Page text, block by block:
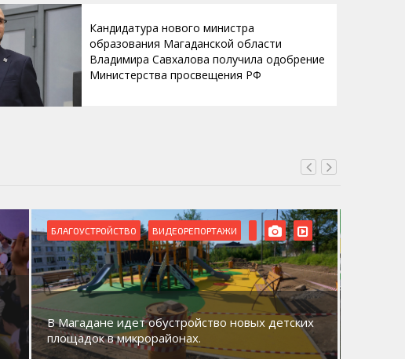
Кандидатура нового министра
образования Магаданской области
Владимира Савхалова получила одобрение
Министерства просвещения РФ
БЛАГОУСТРОЙСТВО ВИДЕОРЕПОРТАЖИ
В Магадане идет обустройство новых детских
площадок в микрорайонах.